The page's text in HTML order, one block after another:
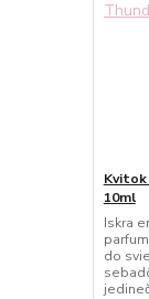
Kvitok
10ml
Iskra
do